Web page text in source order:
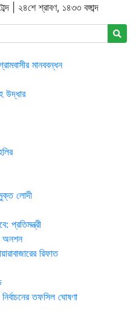
| ২৪শে শ্রাবণ, ১৪৩৩ বঙ্গাব্দ
মানববন্ধন
উদ্ধার
লোদী
প্রতিমন্ত্রী
অনশন
রিফাত
তফসিল ঘোষণা